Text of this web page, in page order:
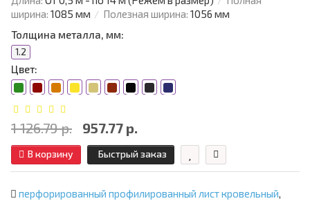
ширина: 1085 мм Полезная ширина: 1056 мм
Толщина металла, мм:
1.2
Цвет:
1 126.79 р. 957.77 р.
В корзину Быстрый заказ
перфорированный профилированный лист кровельный,